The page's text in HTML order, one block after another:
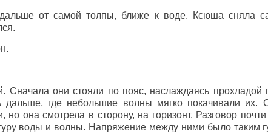
от самой толпы, ближе к воде. Ксюша сняла
Сначала они стояли по пояс, наслаждаясь прохладой
где небольшие волны мягко покачивали их.
она смотрела в сторону, на горизонт. Разговор
воды и волны. Напряжение между ними было таким